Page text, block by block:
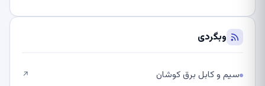
وبگردی
سیم و کابل برق کوشان ↗